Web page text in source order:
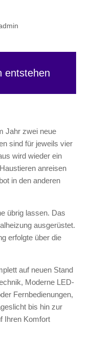
entstehen
Jahr zwei neue
sind für jeweils vier
wird wieder ein
anreisen
in den anderen
übrig lassen. Das
ausgerüstet.
erfolgte über die
auf neuen Stand
Moderne LED-
Fernbedienungen,
bis hin zur
Ihren Komfort